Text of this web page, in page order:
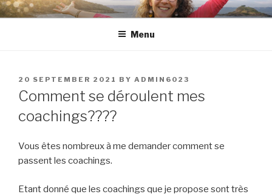
Skip
to
Menu
POSTED
ON
20 SEPTEMBER 2021 BY ADMIN6023
Comment se déroulent mes
coachings????
Vous êtes nombreux à me demander comment se
passent les coachings.
Etant donné que les coachings que je propose sont très